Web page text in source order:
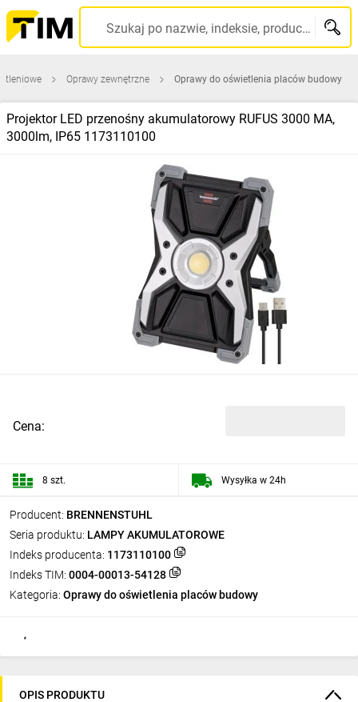
Szukaj po nazwie, indeksie, producencie, kodzie kreskowym...
Oprawy zewnętrzne Oprawy do oświetlenia placów budowy
Projektor LED przenośny akumulatorowy RUFUS 3000 MA,
3000lm, IP65 1173110100
Producent: BRENNENSTUHL
Seria produktu: LAMPY AKUMULATOROWE
Indeks producenta: 1173110100
Indeks TIM: 0004-00013-54128
Kategoria: Oprawy do oświetlenia placów budowy
Cena:
8 szt. Wysyłka w 24h
OPIS PRODUKTU